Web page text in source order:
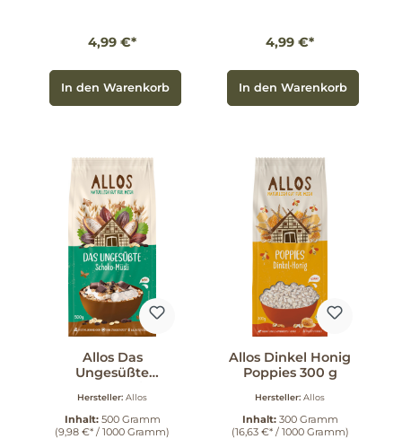
4,99 €*
In den Warenkorb
4,99 €*
In den Warenkorb
Allos Das
Ungesüßte
g
Hersteller: Allos
Inhalt: 500 Gramm
(9,98 €* / 1000 Gramm)
Allos Dinkel Honig
Poppies 300 g
Hersteller: Allos
Inhalt: 300 Gramm
(16,63 €* / 1000 Gramm)